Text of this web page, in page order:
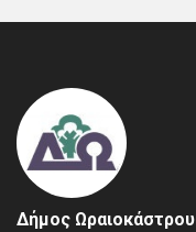
Δήμος Ωραιοκάστρου